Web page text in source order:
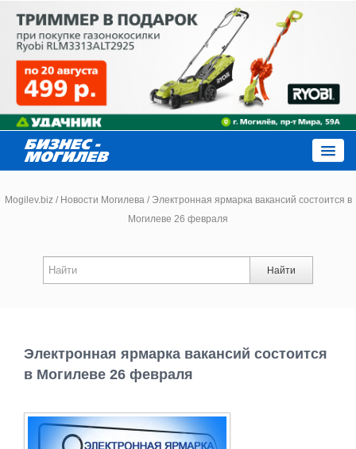
Новости
Работа
Афиша
Mogilev.biz / Новости Могилева /Электронная ярмарка вакансий состоится в
Могилеве 26 февраля
Найти
Электронная ярмарка вакансий состоится
в Могилеве 26 февраля